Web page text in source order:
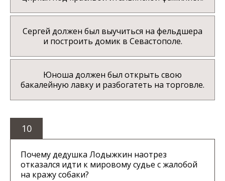
Сергей должен был выучиться на фельдшера
и построить домик в Севастополе.
Юноша должен был открыть свою
бакалейную лавку и разбогатеть на торговле.
10
Почему дедушка Лодыжкин наотрез
отказался идти к мировому судье с жалобой
на кражу собаки?